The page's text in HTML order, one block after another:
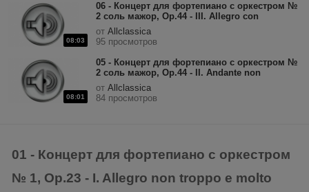
08:03
06 - Концерт для фортепиано с оркестром №
2 соль мажор, Op.44 - III. Allegro con
fuoco.mp3
от Allclassica
95 просмотров
08:01
05 - Концерт для фортепиано с оркестром №
2 соль мажор, Op.44 - II. Andante non
troppo.mp3
от Allclassica
84 просмотров
01 - Концерт для фортепиано с оркестром
№ 1, Op.23 - I. Allegro non troppo e molto